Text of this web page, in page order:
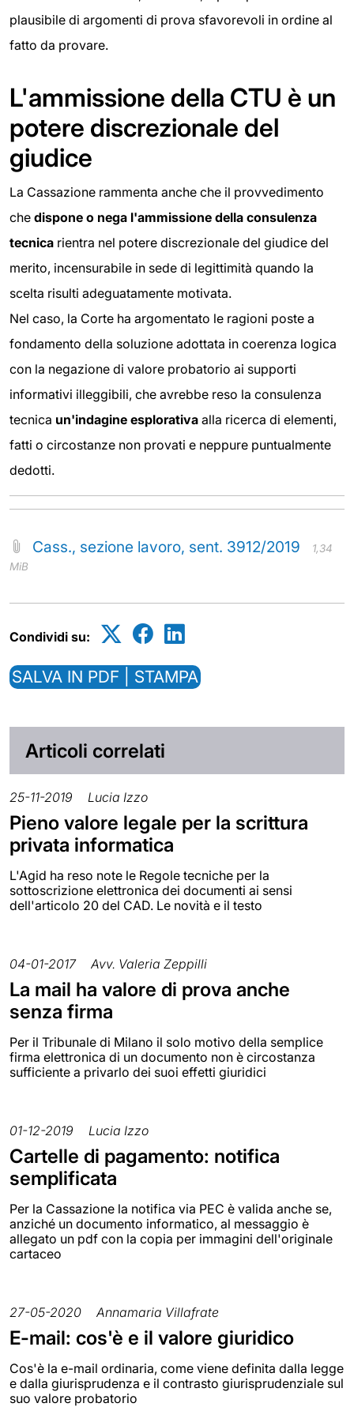
plausibile di argomenti di prova sfavorevoli in ordine al
fatto da provare.
L'ammissione della CTU è un
potere discrezionale del
giudice
La Cassazione rammenta anche che il provvedimento
che dispone o nega l'ammissione della consulenza
tecnica rientra nel potere discrezionale del giudice del
merito, incensurabile in sede di legittimità quando la
scelta risulti adeguatamente motivata.
Nel caso, la Corte ha argomentato le ragioni poste a
fondamento della soluzione adottata in coerenza logica
con la negazione di valore probatorio ai supporti
informativi illeggibili, che avrebbe reso la consulenza
tecnica un'indagine esplorativa alla ricerca di elementi,
fatti o circostanze non provati e neppure puntualmente
dedotti.
Cass., sezione lavoro, sent. 3912/2019
1,34
MiB
Condividi su:
SALVA IN PDF | STAMPA
Articoli correlati
25-11-2019 Lucia Izzo
Pieno valore legale per la scrittura
privata informatica
L'Agid ha reso note le Regole tecniche per la
sottoscrizione elettronica dei documenti ai sensi
dell'articolo 20 del CAD. Le novità e il testo
04-01-2017 Avv. Valeria Zeppilli
La mail ha valore di prova anche
senza firma
Per il Tribunale di Milano il solo motivo della semplice
firma elettronica di un documento non è circostanza
sufficiente a privarlo dei suoi effetti giuridici
01-12-2019 Lucia Izzo
Cartelle di pagamento: notifica
semplificata
Per la Cassazione la notifica via PEC è valida anche se,
anziché un documento informatico, al messaggio è
allegato un pdf con la copia per immagini dell'originale
cartaceo
27-05-2020 Annamaria Villafrate
E-mail: cos'è e il valore giuridico
Cos'è la e-mail ordinaria, come viene definita dalla legge
e dalla giurisprudenza e il contrasto giurisprudenziale sul
suo valore probatorio